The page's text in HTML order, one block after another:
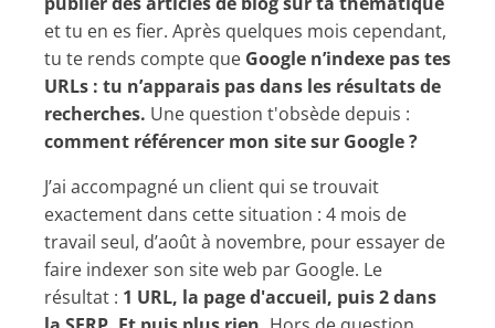
et tu en es fier. Après quelques mois cependant,
tu te rends compte que Google n’indexe pas tes
URLs : tu n’apparais pas dans les résultats de
recherches. Une question t'obsède depuis :
comment référencer mon site sur Google ?
J’ai accompagné un client qui se trouvait
exactement dans cette situation : 4 mois de
travail seul, d’août à novembre, pour essayer de
faire indexer son site web par Google. Le
résultat : 1 URL, la page d'accueil, puis 2 dans